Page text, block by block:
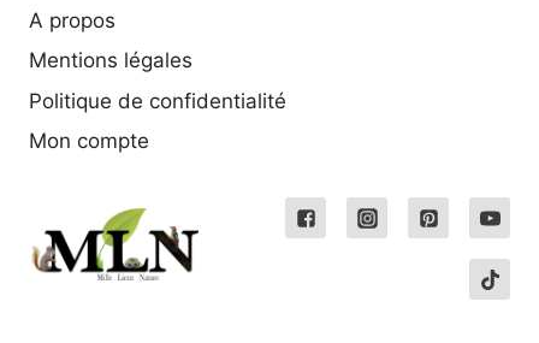
A propos
Mentions légales
Politique de confidentialité
Mon compte